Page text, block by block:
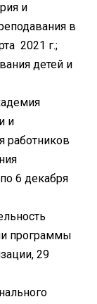
и
в
2021 г.;
детей и
и
работников
6 декабря
программы
29